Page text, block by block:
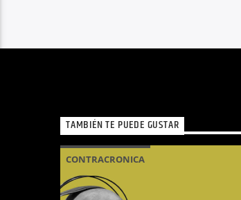
TAMBIÉN TE PUEDE GUSTAR
CONTRACRONICA